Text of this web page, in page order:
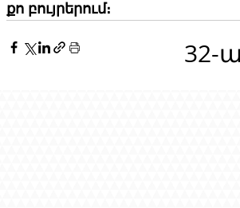
քո բույրերում։
32-